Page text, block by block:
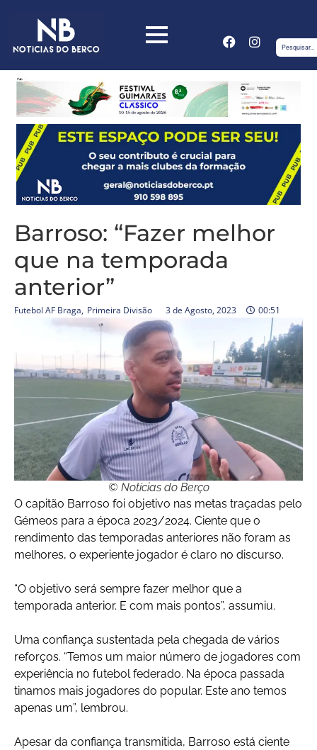
Barroso: “Fazer melhor
que na temporada
anterior”
Futebol AF Braga, Primeira Divisão 3 de Agosto, 2023 00:51
© Notícias do Berço
O capitão Barroso foi objetivo nas metas traçadas pelo
Gémeos para a época 2023/2024. Ciente que o
rendimento das temporadas anteriores não foram as
melhores, o experiente jogador é claro no discurso.
“O objetivo será sempre fazer melhor que a
temporada anterior. E com mais pontos”, assumiu.
Uma confiança sustentada pela chegada de vários
reforços. “Temos um maior número de jogadores com
experiência no futebol federado. Na época passada
tinamos mais jogadores do popular. Este ano temos
apenas um”, lembrou.
Apesar da confiança transmitida, Barroso está ciente